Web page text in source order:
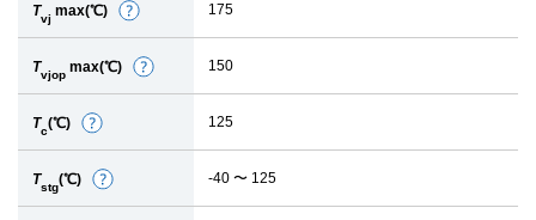
Tvj max(℃) 詳
細
175
Tvjop max(℃)
詳
細
150
Tc(℃)
詳
細
125
Tstg(℃)
詳
細
-40 〜 125